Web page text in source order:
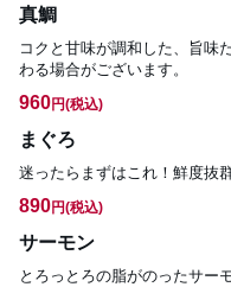
真鯛
コクと甘味が調和した、旨味
わる場合がございます。
960円(税込)
まぐろ
迷ったらまずはこれ！鮮度抜
890円(税込)
サーモン
とろっとろの脂がのったサー